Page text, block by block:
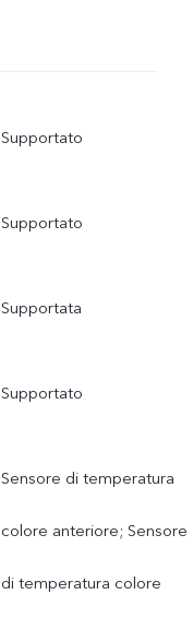
Supportato
Supportato
Supportata
Supportato
Sensore di temperatura
colore anteriore; Sensore
di temperatura colore